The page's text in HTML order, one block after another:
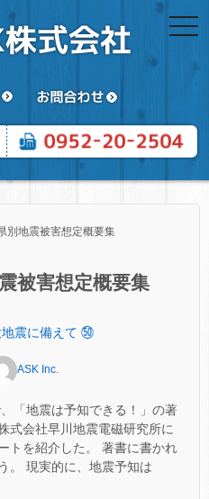
別地震被害想定概要集
被害想定概要集
震に備えて ㊿
ASK Inc.
「地震は予知できる！」の著
式会社早川地震電磁研究所に
トを紹介した。 著書に書かれ
。 現実的に、地震予知は